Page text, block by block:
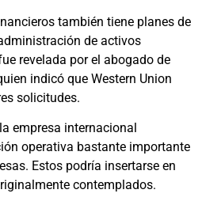
también tiene planes de
de activos
revelada por el abogado de
indicó que Western Union
solicitudes.
empresa internacional
operativa bastante importante
Estos podría insertarse en
contemplados.